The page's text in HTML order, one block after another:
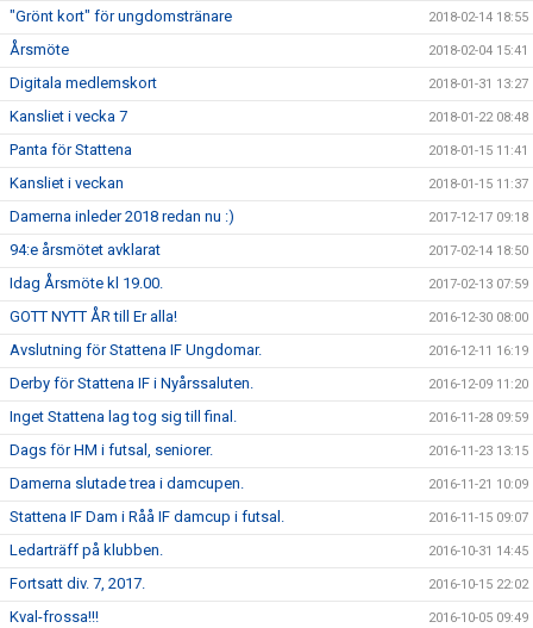
"Grönt kort" för ungdomstränare 2018-02-14 18:55
Årsmöte 2018-02-04 15:41
Digitala medlemskort 2018-01-31 13:27
Kansliet i vecka 7 2018-01-22 08:48
Panta för Stattena 2018-01-15 11:41
Kansliet i veckan 2018-01-15 11:37
Damerna inleder 2018 redan nu :) 2017-12-17 09:18
94:e årsmötet avklarat 2017-02-14 18:50
Idag Årsmöte kl 19.00. 2017-02-13 07:59
GOTT NYTT ÅR till Er alla! 2016-12-30 08:00
Avslutning för Stattena IF Ungdomar. 2016-12-11 16:19
Derby för Stattena IF i Nyårssaluten. 2016-12-09 11:20
Inget Stattena lag tog sig till final. 2016-11-28 09:59
Dags för HM i futsal, seniorer. 2016-11-23 13:15
Damerna slutade trea i damcupen. 2016-11-21 10:09
Stattena IF Dam i Råå IF damcup i futsal. 2016-11-15 09:07
Ledarträff på klubben. 2016-10-31 14:45
Fortsatt div. 7, 2017. 2016-10-15 22:02
Kval-frossa!!! 2016-10-05 09:49